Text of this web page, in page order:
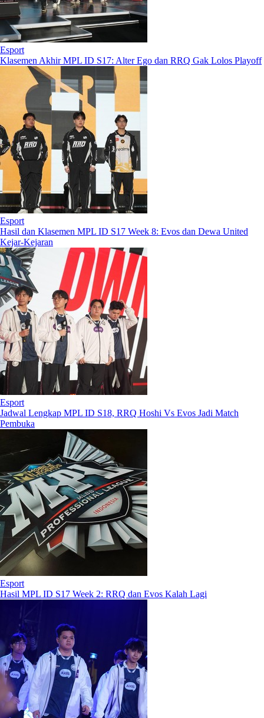
Esport
Klasemen Akhir MPL ID S17: Alter Ego dan RRQ Gak Lolos Playoff
Esport
Hasil dan Klasemen MPL ID S17 Week 8: Evos dan Dewa United
Kejar-Kejaran
Esport
Jadwal Lengkap MPL ID S18, RRQ Hoshi Vs Evos Jadi Match
Pembuka
Esport
Hasil MPL ID S17 Week 2: RRQ dan Evos Kalah Lagi